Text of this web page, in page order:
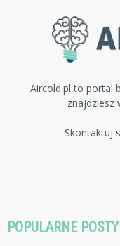
Aircold.pl to portal
znajdziesz
Skontaktuj
POPULARNE POSTY